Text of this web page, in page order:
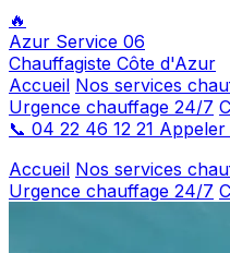
🔥
Azur Service 06
Chauffagiste Côte d'Azur
Accueil Nos services
Urgence chauffage 24/7
📞 04 22 46 12 21 Appeler
Accueil Nos services
Urgence chauffage 24/7